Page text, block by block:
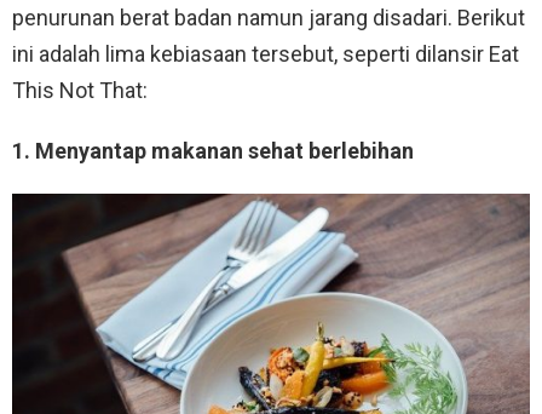
penurunan berat badan namun jarang disadari. Berikut
ini adalah lima kebiasaan tersebut, seperti dilansir Eat
This Not That:
1. Menyantap makanan sehat berlebihan